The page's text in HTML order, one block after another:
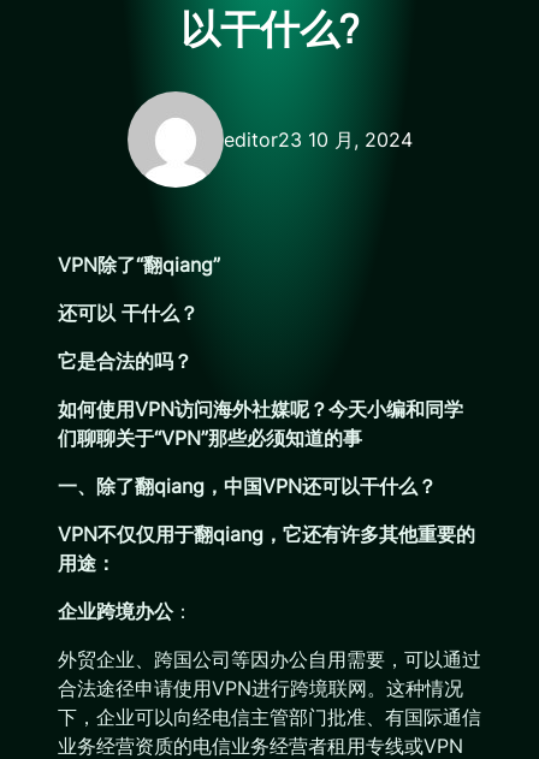
以干什么?
editor23 10 月, 2024
VPN除了“翻qiang”
还可以 干什么？
它是合法的吗？
如何使用VPN访问海外社媒呢？今天小编和同学
们聊聊关于“VPN”那些必须知道的事
一、除了翻qiang，中国VPN还可以干什么？
VPN不仅仅用于翻qiang，它还有许多其他重要的
用途：
企业跨境办公：
外贸企业、跨国公司等因办公自用需要，可以通过
合法途径申请使用VPN进行跨境联网。这种情况
下，企业可以向经电信主管部门批准、有国际通信
业务经营资质的电信业务经营者租用专线或VPN